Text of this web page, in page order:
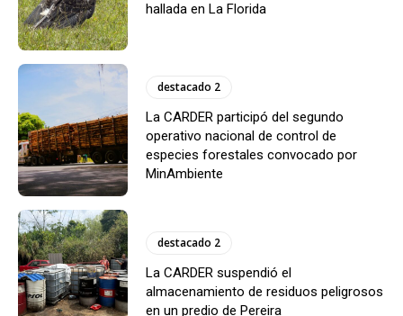
hallada en La Florida
destacado 2
La CARDER participó del segundo
operativo nacional de control de
especies forestales convocado por
MinAmbiente
destacado 2
La CARDER suspendió el
almacenamiento de residuos peligrosos
en un predio de Pereira